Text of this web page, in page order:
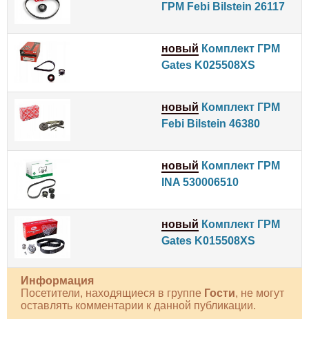
ГРМ Febi Bilstein 26117
новый Комплект ГРМ
Gates K025508XS
новый Комплект ГРМ
Febi Bilstein 46380
новый Комплект ГРМ
INA 530006510
новый Комплект ГРМ
Gates K015508XS
Информация
Посетители, находящиеся в группе Гости, не могут
оставлять комментарии к данной публикации.